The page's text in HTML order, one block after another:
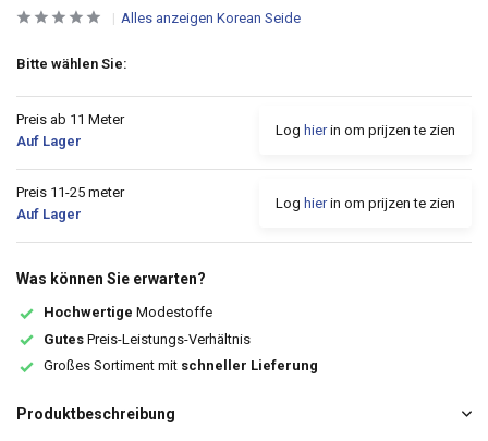
Alles anzeigen Korean Seide
Bitte wählen Sie:
Preis ab 11 Meter
Auf Lager
Log hierin om prijzen te zien
Preis 11-25 meter
Auf Lager
Log hierin om prijzen te zien
Was können Sie erwarten?
Hochwertige Modestoffe
Gutes Preis-Leistungs-Verhältnis
Großes Sortiment mit schneller Lieferung
Produktbeschreibung